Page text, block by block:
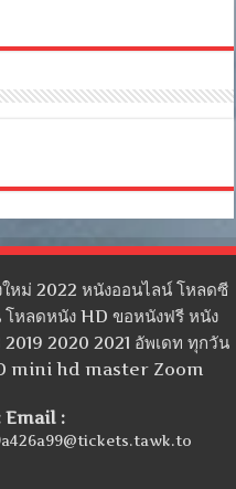
หม่ 2022 หนังออนไลน์ โหลดซี
หลดหนัง HD ขอหนังฟรี หนัง
2019 2020 2021 อัพเดท ทุกวัน
mini hd master Zoom
Email :